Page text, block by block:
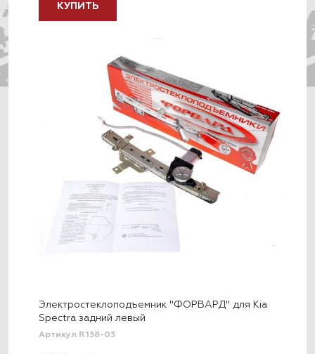
КУПИТЬ
Электростеклоподъемник "ФОРВАРД" для Kia
Spectra задний левый
Артикул R158-03